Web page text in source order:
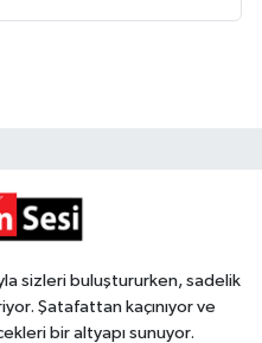
sizleri buluştururken, sadelik
Şatafattan kaçınıyor ve
bir altyapı sunuyor.